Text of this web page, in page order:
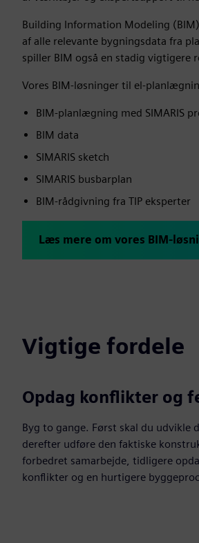
Building Information Modeling
af alle relevante bygningsdata fra
spiller BIM også en stadig vigtigere
Vores BIM-løsninger til el-
BIM-planlægning med SIMARIS
BIM data
SIMARIS sketch
SIMARIS busbarplan
BIM-rådgivning fra TIP eksperter
Læs mere om vores BIM-
Vigtige fordele
Opdag konflikter og
Byg to gange. Først skal du udvikle
derefter udføre den faktiske
forbedret samarbejde, tidligere
konflikter og en hurtigere